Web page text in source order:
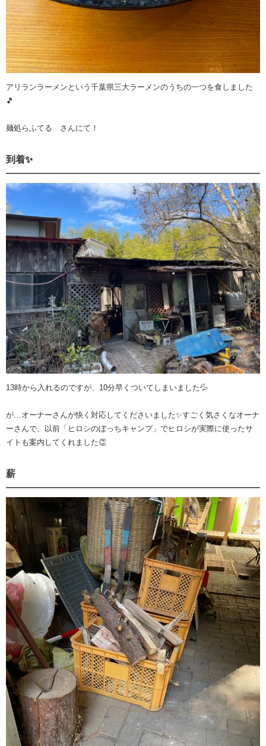
アリランラーメンという千葉県三大ラーメンのうちの一つを食しました
🎵
麺処らふてる さんにて！
到着✨
13時から入れるのですが、10分早くついてしまいました💦
が…オーナーさんが快く対応してくださいました✨すごく気さくなオーナ
ーさんで、以前「ヒロシのぼっちキャンプ」でヒロシが実際に使ったサ
イトも案内してくれました👏
薪